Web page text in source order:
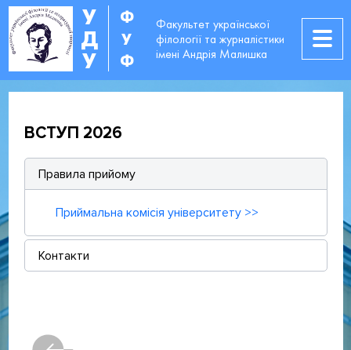
У
Д
У
Ф
У
Ф
Факультет української
філології та журналістики
імені Андрія Малишка
ВСТУП 2026
Правила прийому
Приймальна комісія університету >>
Контакти